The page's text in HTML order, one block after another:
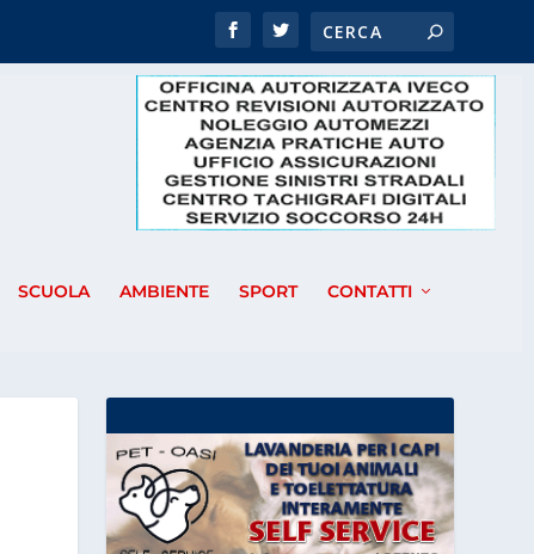
SCUOLA AMBIENTE SPORT CONTATTI